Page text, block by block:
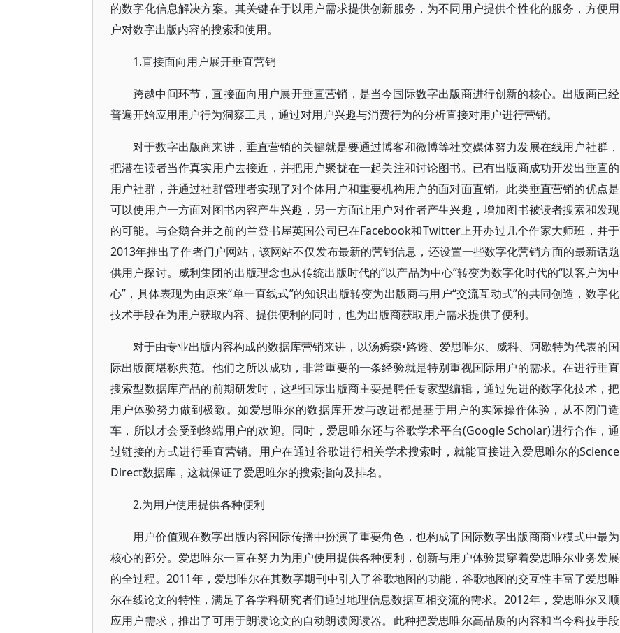
的数字化信息解决方案。其关键在于以用户需求提供创新服务，为不同用户提供个性化的服务，方便用
户对数字出版内容的搜索和使用。
1.直接面向用户展开垂直营销
跨越中间环节，直接面向用户展开垂直营销，是当今国际数字出版商进行创新的核心。出版商已经
普遍开始应用用户行为洞察工具，通过对用户兴趣与消费行为的分析直接对用户进行营销。
对于数字出版商来讲，垂直营销的关键就是要通过博客和微博等社交媒体努力发展在线用户社群，
把潜在读者当作真实用户去接近，并把用户聚拢在一起关注和讨论图书。已有出版商成功开发出垂直的
用户社群，并通过社群管理者实现了对个体用户和重要机构用户的面对面直销。此类垂直营销的优点是
可以使用户一方面对图书内容产生兴趣，另一方面让用户对作者产生兴趣，增加图书被读者搜索和发现
的可能。与企鹅合并之前的兰登书屋英国公司已在Facebook和Twitter上开办过几个作家大师班，并于
2013年推出了作者门户网站，该网站不仅发布最新的营销信息，还设置一些数字化营销方面的最新话题
供用户探讨。威利集团的出版理念也从传统出版时代的“以产品为中心”转变为数字化时代的“以客户为中
心”，具体表现为由原来“单一直线式”的知识出版转变为出版商与用户“交流互动式”的共同创造，数字化
技术手段在为用户获取内容、提供便利的同时，也为出版商获取用户需求提供了便利。
对于由专业出版内容构成的数据库营销来讲，以汤姆森•路透、爱思唯尔、威科、阿歇特为代表的国
际出版商堪称典范。他们之所以成功，非常重要的一条经验就是特别重视国际用户的需求。在进行垂直
搜索型数据库产品的前期研发时，这些国际出版商主要是聘任专家型编辑，通过先进的数字化技术，把
用户体验努力做到极致。如爱思唯尔的数据库开发与改进都是基于用户的实际操作体验，从不闭门造
车，所以才会受到终端用户的欢迎。同时，爱思唯尔还与谷歌学术平台(Google Scholar)进行合作，通
过链接的方式进行垂直营销。用户在通过谷歌进行相关学术搜索时，就能直接进入爱思唯尔的Science
Direct数据库，这就保证了爱思唯尔的搜索指向及排名。
2.为用户使用提供各种便利
用户价值观在数字出版内容国际传播中扮演了重要角色，也构成了国际数字出版商商业模式中最为
核心的部分。爱思唯尔一直在努力为用户使用提供各种便利，创新与用户体验贯穿着爱思唯尔业务发展
的全过程。2011年，爱思唯尔在其数字期刊中引入了谷歌地图的功能，谷歌地图的交互性丰富了爱思唯
尔在线论文的特性，满足了各学科研究者们通过地理信息数据互相交流的需求。2012年，爱思唯尔又顺
应用户需求，推出了可用于朗读论文的自动朗读阅读器。此种把爱思唯尔高品质的内容和当今科技手段